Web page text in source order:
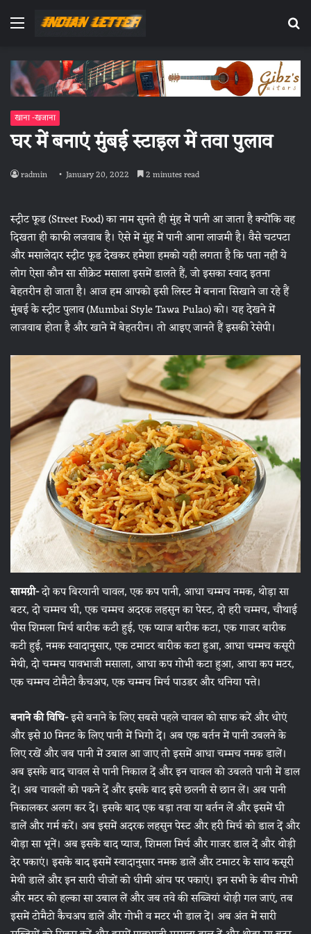
Menu
खाना -खजाना
घर में बनाएं मुंबई स्टाइल में तवा पुलाव
radmin January 20, 2022 2 minutes read
स्ट्रीट फूड (Street Food) का नाम सुनते ही मुंह में पानी आ जाता है क्योंकि वह
दिखता ही काफी लजवाब है। ऐसे में मुंह में पानी आना लाजमी है। वैसे चटपटा
और मसालेदार स्ट्रीट फूड देखकर हमेशा हमको यही लगता है कि पता नहीं ये
लोग ऐसा कौन सा सीक्रेट मसाला इसमें डालते हैं, जो इसका स्वाद इतना
बेहतरीन हो जाता है। आज हम आपको इसी लिस्ट में बनाना सिखाने जा रहे हैं
मुंबई के स्ट्रीट पुलाव (Mumbai Style Tawa Pulao) को। यह देखने में
लाजवाब होता है और खाने में बेहतरीन। तो आइए जानते हैं इसकी रेसेपी।
सामग्री-दो कप बिरयानी चावल, एक कप पानी, आधा चम्मच नमक, थोड़ा सा
बटर, दो चम्मच घी, एक चम्मच अदरक लहसुन का पेस्ट, दो हरी चम्मच, चौथाई
पीस शिमला मिर्च बारीक कटी हुई, एक प्याज बारीक कटा, एक गाजर बारीक
कटी हुई, नमक स्वादानुसार, एक टमाटर बारीक कटा हुआ, आधा चम्मच कसूरी
मेथी, दो चम्मच पावभाजी मसाला, आधा कप गोभी कटा हुआ, आधा कप मटर,
एक चम्मच टोमैटो कैचअप, एक चम्मच मिर्च पाउडर और धनिया पत्ते।
बनाने की विधि-इसे बनाने के लिए सबसे पहले चावल को साफ करें और धोएं
और इसे 10 मिनट के लिए पानी में भिगो दें। अब एक बर्तन में पानी उबलने के
लिए रखें और जब पानी में उबाल आ जाए तो इसमें आधा चम्मच नमक डालें।
अब इसके बाद चावल से पानी निकाल दें और इन चावल को उबलते पानी में डाल
दें। अब चावलों को पकने दें और इसके बाद इसे छलनी से छान लें। अब पानी
निकालकर अलग कर दें। इसके बाद एक बड़ा तवा या बर्तन लें और इसमें घी
डालें और गर्म करें। अब इसमें अदरक लहसुन पेस्ट और हरी मिर्च को डाल दें और
थोड़ा सा भूनें। अब इसके बाद प्याज, शिमला मिर्च और गाजर डाल दें और थोड़ी
देर पकाएं। इसके बाद इसमें स्वादानुसार नमक डालें और टमाटर के साथ कसूरी
मेथी डालें और इन सारी चीजों को धीमी आंच पर पकाएं। इन सभी के बीच गोभी
और मटर को हल्का सा उबाल लें और जब ​तवे की सब्जियां थोड़ी गल जाएं, तब
इसमें टोमैटो कैचअप डालें और गोभी व मटर भी डाल दें। अब अंत में सारी